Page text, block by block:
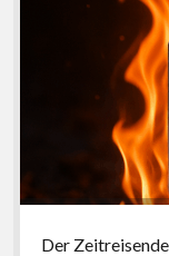
Der